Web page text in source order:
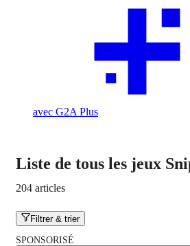
avec G2A Plus
Liste de tous les jeux
204 articles
Filtrer & trier
SPONSORISÉ